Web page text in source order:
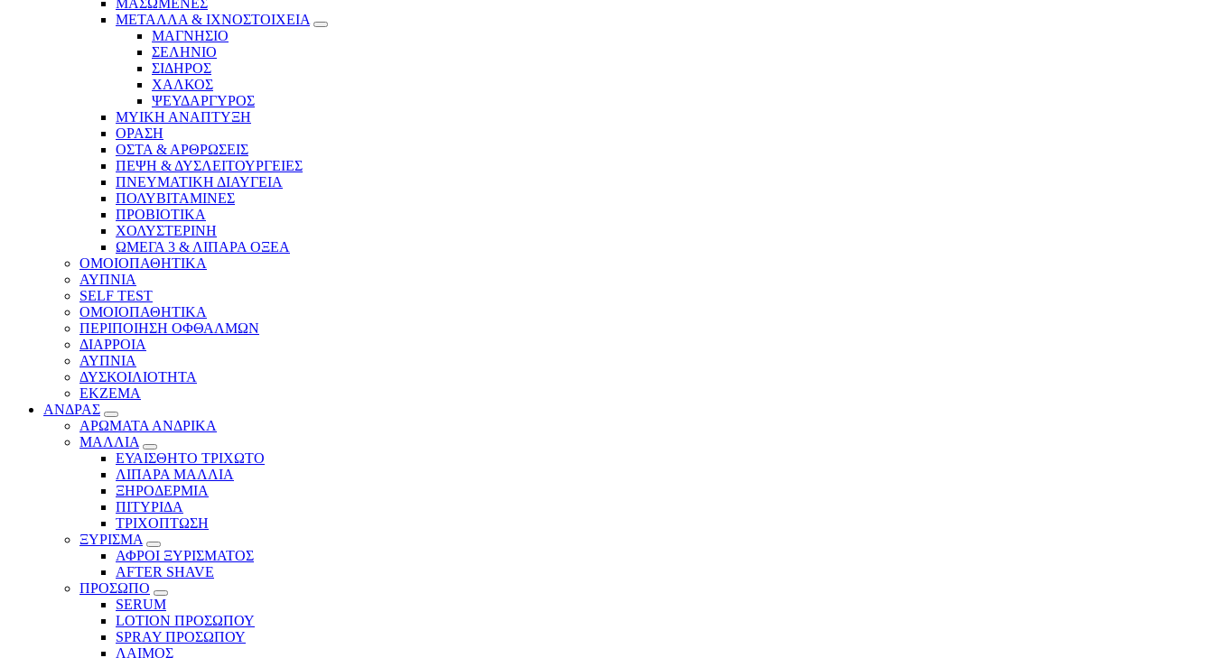
ΜΕΤΑΛΛΑ & ΙΧΝΟΣΤΟΙΧΕΙΑ
ΜΑΓΝΗΣΙΟ
ΣΕΛΗΝΙΟ
ΣΙΔΗΡΟΣ
ΧΑΛΚΟΣ
ΨΕΥΔΑΡΓΥΡΟΣ
ΜΥΙΚΗ ΑΝΑΠΤΥΞΗ
ΟΡΑΣΗ
ΟΣΤΑ & ΑΡΘΡΩΣΕΙΣ
ΠΕΨΗ & ΔΥΣΛΕΙΤΟΥΡΓΕΙΕΣ
ΠΝΕΥΜΑΤΙΚΗ ΔΙΑΥΓΕΙΑ
ΠΟΛΥΒΙΤΑΜΙΝΕΣ
ΠΡΟΒΙΟΤΙΚΑ
ΧΟΛΥΣΤΕΡΙΝΗ
ΩΜΕΓΑ 3 & ΛΙΠΑΡΑ ΟΞΕΑ
ΟΜΟΙΟΠΑΘΗΤΙΚΑ
ΑΥΠΝΙΑ
SELF TEST
ΟΜΟΙΟΠΑΘΗΤΙΚΑ
ΠΕΡΙΠΟΙΗΣΗ ΟΦΘΑΛΜΩΝ
ΔΙΑΡΡΟΙΑ
ΑΥΠΝΙΑ
ΔΥΣΚΟΙΛΙΟΤΗΤΑ
ΕΚΖΕΜΑ
ΑΝΔΡΑΣ
ΑΡΩΜΑΤΑ ΑΝΔΡΙΚΑ
ΜΑΛΛΙΑ
ΕΥΑΙΣΘΗΤΟ ΤΡΙΧΩΤΟ
ΛΙΠΑΡΑ ΜΑΛΛΙΑ
ΞΗΡΟΔΕΡΜΙΑ
ΠΙΤΥΡΙΔΑ
ΤΡΙΧΟΠΤΩΣΗ
ΞΥΡΙΣΜΑ
ΑΦΡΟΙ ΞΥΡΙΣΜΑΤΟΣ
AFTER SHAVE
ΠΡΟΣΩΠΟ
SERUM
LOTION ΠΡΟΣΩΠΟΥ
SPRAY ΠΡΟΣΩΠΟΥ
ΛΑΙΜΟΣ